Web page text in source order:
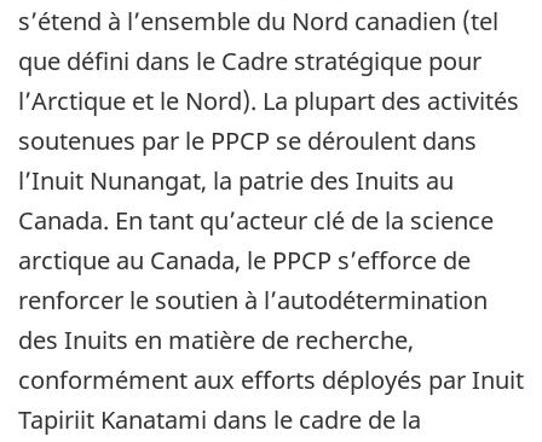
s’étend à l’ensemble du Nord canadien (tel
que défini dans le Cadre stratégique pour
l’Arctique et le Nord). La plupart des activités
soutenues par le PPCP se déroulent dans
l’Inuit Nunangat, la patrie des Inuits au
Canada. En tant qu’acteur clé de la science
arctique au Canada, le PPCP s’efforce de
renforcer le soutien à l’autodétermination
des Inuits en matière de recherche,
conformément aux efforts déployés par Inuit
Tapiriit Kanatami dans le cadre de la